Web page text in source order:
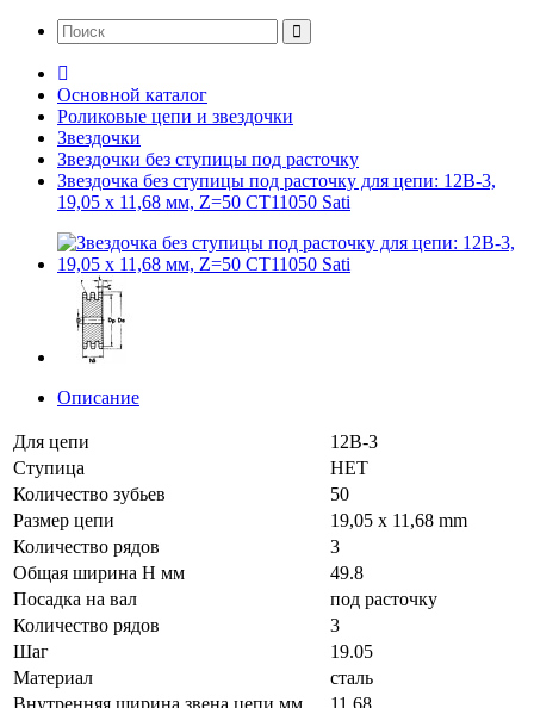
Основной каталог
Роликовые цепи и звездочки
Звездочки
Звездочки без ступицы под расточку
Звездочка без ступицы под расточку для цепи: 12B-3,
19,05 x 11,68 мм, Z=50 CT11050 Sati
Описание
Для цепи
12B-3
Ступица
НЕТ
Количество зубьев
50
Размер цепи
19,05 x 11,68 mm
Количество рядов
3
Общая ширина H мм
49.8
Посадка на вал
под расточку
Количество рядов
3
Шаг
19.05
Материал
сталь
Внутренняя ширина звена цепи мм
11.68